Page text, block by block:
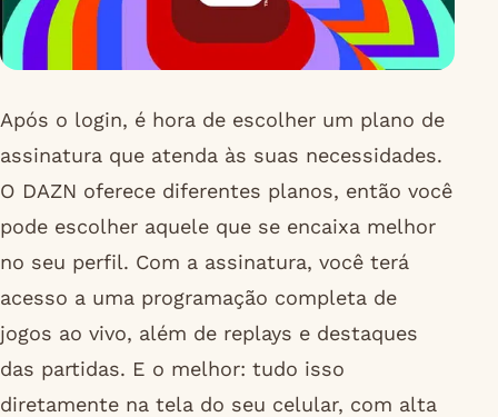
Após o login, é hora de escolher um plano de
assinatura que atenda às suas necessidades.
O DAZN oferece diferentes planos, então você
pode escolher aquele que se encaixa melhor
no seu perfil. Com a assinatura, você terá
acesso a uma programação completa de
jogos ao vivo, além de replays e destaques
das partidas. E o melhor: tudo isso
diretamente na tela do seu celular, com alta